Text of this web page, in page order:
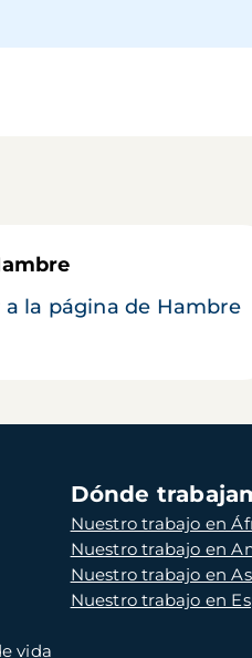
a la página de Hambre
vida
Dónde
Nuestro trabajo en
Nuestro trabajo en
Nuestro trabajo en
Nuestro trabajo en